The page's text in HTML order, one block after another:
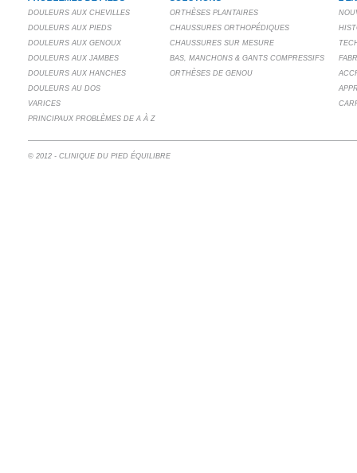
DOULEURS AUX CHEVILLES
DOULEURS AUX PIEDS
DOULEURS AUX GENOUX
DOULEURS AUX JAMBES
DOULEURS AUX HANCHES
DOULEURS AU DOS
VARICES
PRINCIPAUX PROBLÈMES DE A À Z
ORTHÈSES PLANTAIRES
CHAUSSURES ORTHOPÉDIQUES
CHAUSSURES SUR MESURE
BAS, MANCHONS & GANTS COMPRESSIFS
ORTHÈSES DE GENOU
© 2012 - CLINIQUE DU PIED ÉQUILIBRE